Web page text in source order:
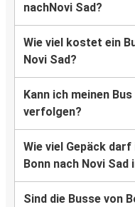
nachNovi Sad?
Wie viel kostet ein
Novi Sad?
Kann ich meinen
verfolgen?
Wie viel Gepäck
Bonn nach Novi
Sind die Busse von